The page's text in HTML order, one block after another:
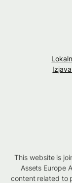
This website is
Assets Europe
content related to